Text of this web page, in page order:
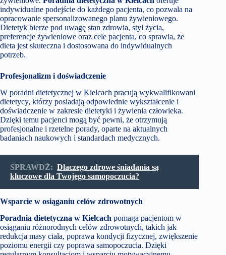
indywidualne podejście do każdego pacjenta, co pozwala na
opracowanie spersonalizowanego planu żywieniowego.
Dietetyk bierze pod uwagę stan zdrowia, styl życia,
preferencje żywieniowe oraz cele pacjenta, co sprawia, że
dieta jest skuteczna i dostosowana do indywidualnych
potrzeb.
Profesjonalizm i doświadczenie
W poradni dietetycznej w Kielcach pracują wykwalifikowani
dietetycy, którzy posiadają odpowiednie wykształcenie i
doświadczenie w zakresie dietetyki i żywienia człowieka.
Dzięki temu pacjenci mogą być pewni, że otrzymują
profesjonalne i rzetelne porady, oparte na aktualnych
badaniach naukowych i standardach medycznych.
SPRAWDŹ: Dlaczego zdrowe śniadania są
kluczowe dla Twojego samopoczucia?
Wsparcie w osiąganiu celów zdrowotnych
Poradnia dietetyczna w Kielcach pomaga pacjentom w
osiąganiu różnorodnych celów zdrowotnych, takich jak
redukcja masy ciała, poprawa kondycji fizycznej, zwiększenie
poziomu energii czy poprawa samopoczucia. Dzięki